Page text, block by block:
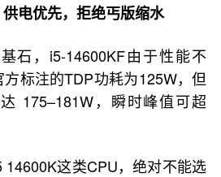
电优先，拒绝丐版缩水
石，i5-14600KF由于性能不
标注的TDP功耗为125W，但
175–181W，瞬时峰值可超
14600K这类CPU，绝对不能选